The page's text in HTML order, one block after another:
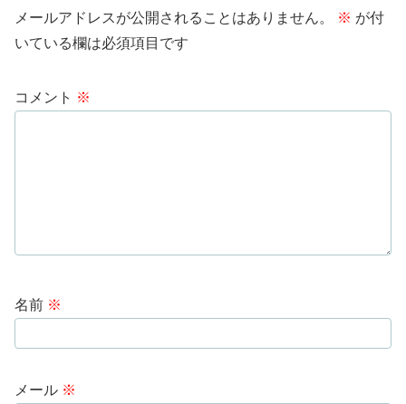
メールアドレスが公開されることはありません。 ※ が付
いている欄は必須項目です
コメント ※
名前 ※
メール ※